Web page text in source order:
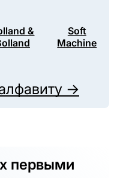
&
Soft
Machine
→
первыми